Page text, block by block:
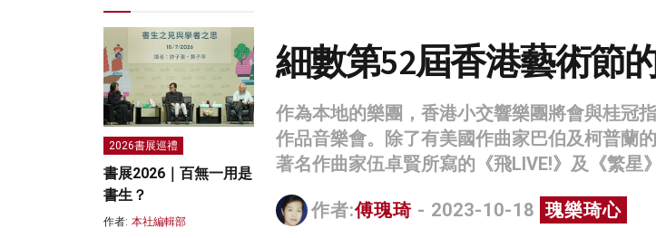
細數第52屆香港藝術節
作為本地的樂團，香港小交響樂團將會與桂冠
作品音樂會。除了有美國作曲家巴伯及柯普蘭
著名作曲家伍卓賢所寫的《飛LIVE!》及《繁星》
作者:傅瑰琦 - 2023-10-18 瑰樂琦心
2026書展巡禮
書展2026｜百無一用是
書生？
作者: 本社編輯部